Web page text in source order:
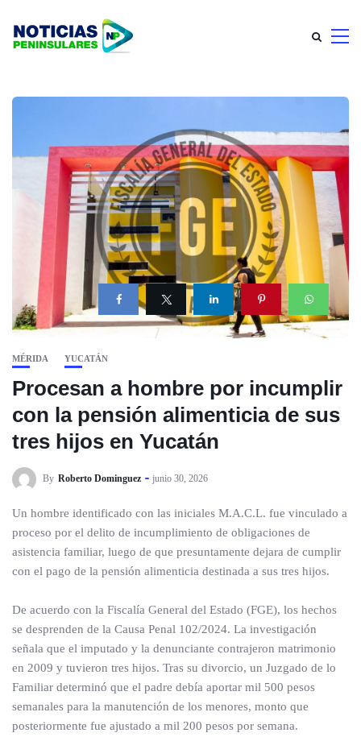
MÉRIDA YUCATÁN
Procesan a hombre por incumplir
con la pensión alimenticia de sus
tres hijos en Yucatán
By Roberto Dominguez junio 30, 2026
Un hombre identificado con las iniciales M.A.C.L. fue vinculado a
proceso por el delito de incumplimiento de obligaciones de
asistencia familiar, luego de que presuntamente dejara de cumplir
con el pago de la pensión alimenticia destinada a sus tres hijos.
De acuerdo con la Fiscalía General del Estado (FGE), los hechos
se desprenden de la Causa Penal 102/2024. La investigación
señala que el imputado y la denunciante contrajeron matrimonio
en 2009 y tuvieron tres hijos. Tras su divorcio, un Juzgado de lo
Familiar determinó que el padre debía aportar mil 500 pesos
semanales para la manutención de los menores, monto que
posteriormente fue ajustado a mil 200 pesos por semana.